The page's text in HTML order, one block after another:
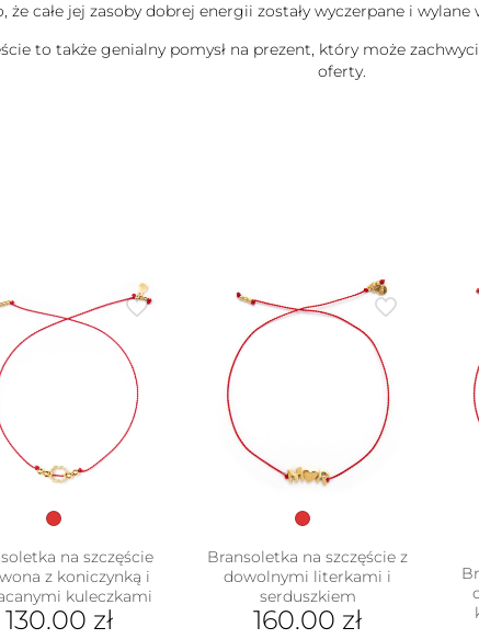
że całe jej zasoby dobrej energii zostały wyczerpane i
to także genialny pomysł na prezent, który może
oferty.
na szczęście
z koniczynką i
kuleczkami
130.00 zł
Bransoletka na szczęście z
dowolnymi literkami i
serduszkiem
160.00 zł